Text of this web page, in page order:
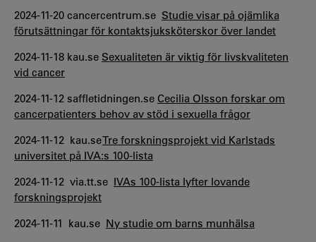
2024-11-20 cancercentrum.se Studie visar på ojämlika
förutsättningar för kontaktsjuksköterskor över landet
2024-11-18 kau.se Sexualiteten är viktig för livskvaliteten
vid cancer
2024-11-12 saffletidningen.se Cecilia Olsson forskar om
cancerpatienters behov av stöd i sexuella frågor
2024-11-12 kau.seTre forskningsprojekt vid Karlstads
universitet på IVA:s 100-lista
2024-11-12 via.tt.se IVAs 100-lista lyfter lovande
forskningsprojekt
2024-11-11 kau.se Ny studie om barns munhälsa